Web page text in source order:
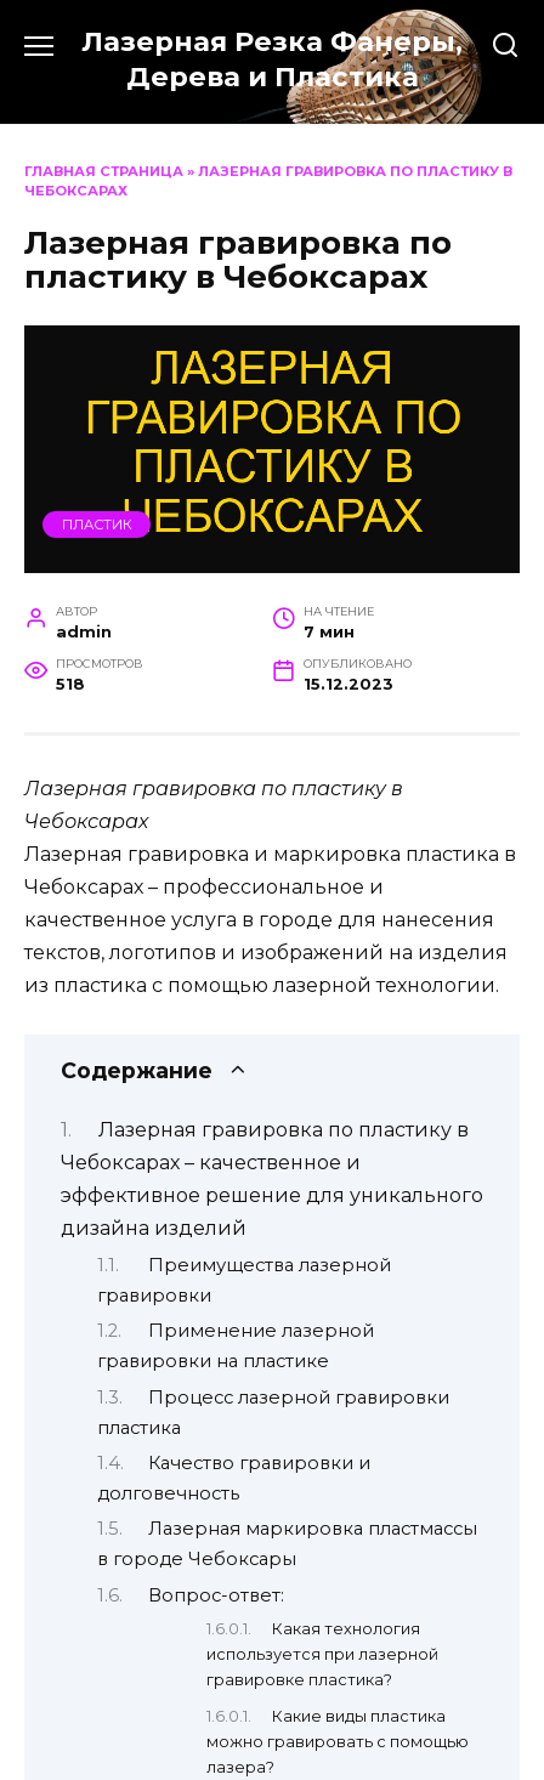
содержанию
Лазерная Резка Фанеры,
Дерева и Пластика
ГЛАВНАЯ СТРАНИЦА » ЛАЗЕРНАЯ ГРАВИРОВКА ПО ПЛАСТИКУ В
ЧЕБОКСАРАХ
Лазерная гравировка по
пластику в Чебоксарах
ПЛАСТИК
АВТОР
admin
НА ЧТЕНИЕ
7 мин
ПРОСМОТРОВ
518
ОПУБЛИКОВАНО
15.12.2023
Лазерная гравировка по пластику в
Чебоксарах
Лазерная гравировка и маркировка пластика в
Чебоксарах – профессиональное и
качественное услуга в городе для нанесения
текстов, логотипов и изображений на изделия
из пластика с помощью лазерной технологии.
Содержание
Лазерная гравировка по пластику в
Чебоксарах – качественное и
эффективное решение для уникального
дизайна изделий
Преимущества лазерной
гравировки
Применение лазерной
гравировки на пластике
Процесс лазерной гравировки
пластика
Качество гравировки и
долговечность
Лазерная маркировка пластмассы
в городе Чебоксары
Вопрос-ответ:
Какая технология
используется при лазерной
гравировке пластика?
Какие виды пластика
можно гравировать с помощью
лазера?